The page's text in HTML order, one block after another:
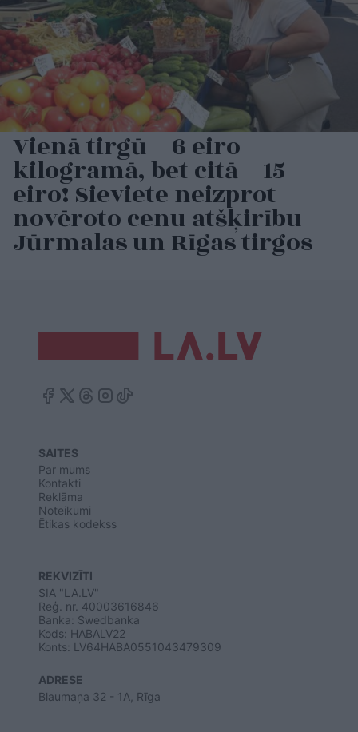
Vienā tirgū – 6 eiro
kilogramā, bet citā – 15
eiro! Sieviete neizprot
novēroto cenu atšķirību
Jūrmalas un Rīgas tirgos
SAITES
Par mums
Kontakti
Reklāma
Noteikumi
Ētikas kodekss
REKVIZĪTI
SIA "LA.LV"
Reģ. nr. 40003616846
Banka: Swedbanka
Kods: HABALV22
Konts: LV64HABA0551043479309
ADRESE
Blaumaņa 32 - 1A, Rīga